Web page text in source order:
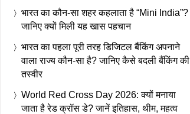
भारत का कौन-सा शहर कहलाता है “Mini India”?
जानिए क्यों मिली यह खास पहचान
भारत का पहला पूरी तरह डिजिटल बैंकिंग अपनाने
वाला राज्य कौन-सा है? जानिए कैसे बदली बैंकिंग की
तस्वीर
World Red Cross Day 2026: क्यों मनाया
जाता है रेड क्रॉस डे? जानें इतिहास, थीम, महत्व